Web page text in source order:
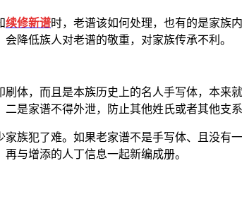
续修新谱时，老谱该如何处理，也有的是家族
降低族人对老谱的敬重，对家族传承不利。
体，而且是本族历史上的名人手写体，本
是家谱不得外泄，防止其他姓氏或者其他支
家族犯了难。如果老家谱不是手写体、且没有
与增添的人丁信息一起新编成册。